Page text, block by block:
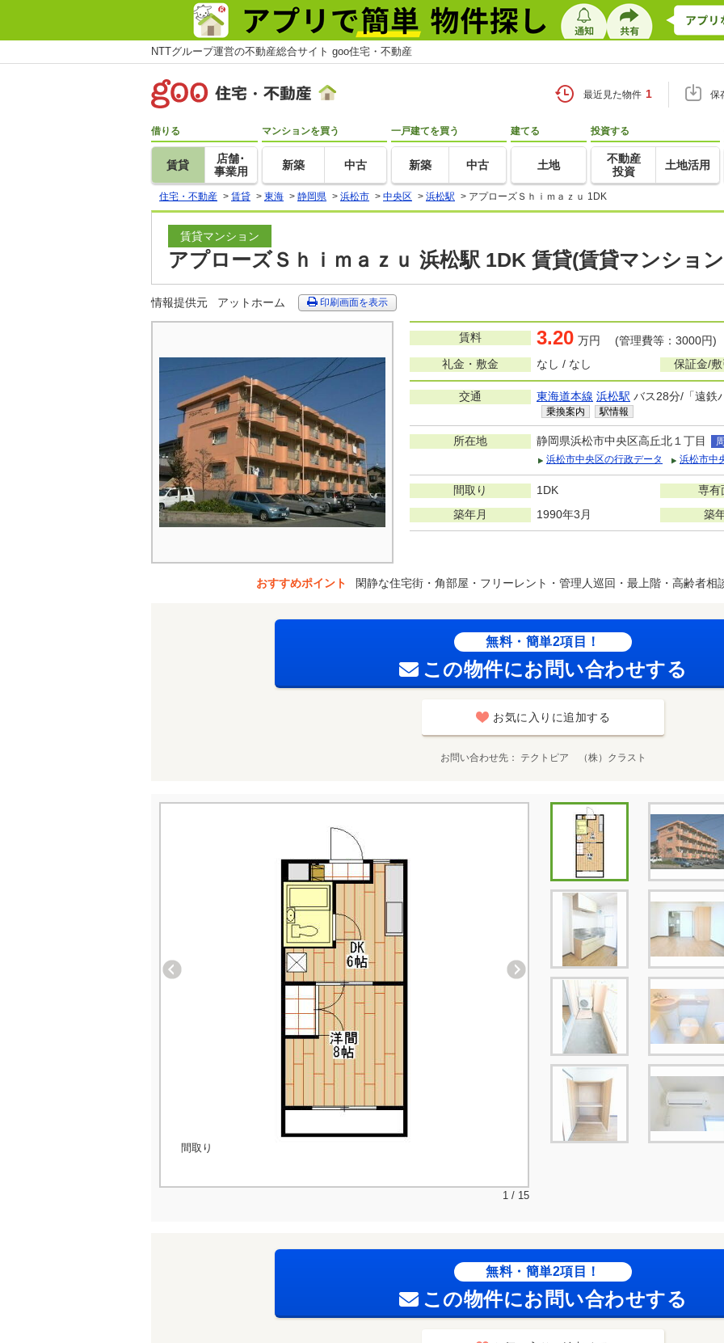
NTTグループ運営の不動産総合サイト goo住宅・不動産
最近見た物件 1 保
借りる
賃貸
店舗･
事業用
マンションを買う
新築 中古
一戸建てを買う
新築 中古
建てる
土地
投資する
不動産
投資
土地活用
住宅・不動産 > 賃貸 > 東海 > 静岡県 > 浜松市 > 中央区 > 浜松駅 > アプローズＳｈｉｍａｚｕ 1DK
賃貸マンション
アプローズＳｈｉｍａｚｕ 浜松駅 1DK 賃貸(賃貸マンショ
情報提供元 アットホーム 印刷画面を表示
賃料 3.20 万円 (管理費等：3000円)
礼金・敷金
なし / なし 保証金/
交通 東海道本線 浜松駅 バス28分/「遠鉄
乗換案内 駅情報
所在地 静岡県浜松市中央区高丘北１丁目
浜松市中央区の行政データ
浜松市中
間取り 1DK 専有
築年月 1990年3月 築
おすすめポイント 閑静な住宅街・角部屋・フリーレント・管理人巡回・最上階・高齢者相
無料・簡単2項目！
この物件にお問い合わせする
お気に入りに追加する
お問い合わせ先 テクトピア （株）クラスト
間取り
1 / 15
無料・簡単2項目！
この物件にお問い合わせする